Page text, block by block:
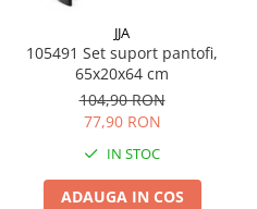
JJA
105491 Set suport pantofi,
65x20x64 cm
104,90 RON
77,90 RON
IN STOC
ADAUGA IN COS